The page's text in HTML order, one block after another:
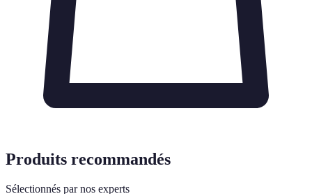
Produits recommandés
Sélectionnés par nos experts